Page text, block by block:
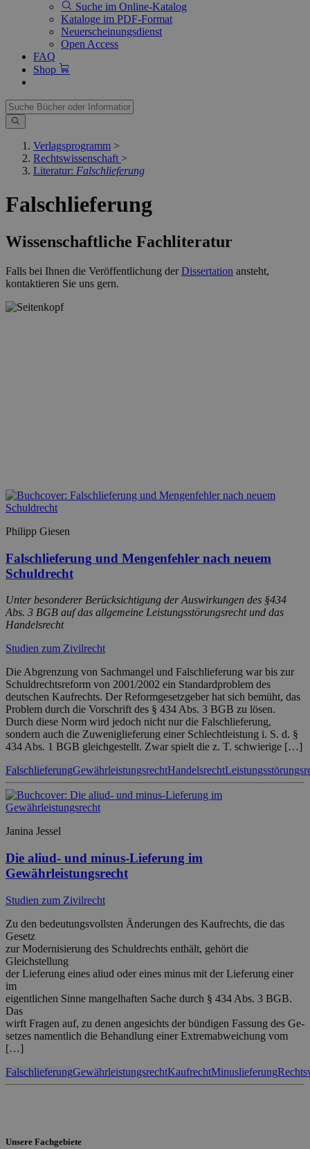
Suche im Online-Katalog
Kataloge im PDF-Format
Neuerscheinungsdienst
Open Access
FAQ
Shop
Verlagsprogramm >
Rechtswissenschaft >
Literatur: Falschlieferung
Falschlieferung
Wissenschaftliche Fachliteratur
Falls bei Ihnen die Veröffentlichung derDissertation ansteht,
kontaktieren Sie uns gern.
Philipp Giesen
Falschlieferung und Mengenfehler nach neuem
Schuldrecht
Unter besonderer Berücksichtigung der Auswirkungen des §434
Abs. 3 BGB auf das allgemeine Leistungsstörungsrecht und das
Handelsrecht
Studien zum Zivilrecht
Die Abgrenzung von Sachmangel und Falschlieferung war bis zur
Schuldrechtsreform von 2001/2002 ein Standardproblem des
deutschen Kaufrechts. Der Reformgesetzgeber hat sich bemüht, das
Problem durch die Vorschrift des § 434 Abs. 3 BGB zu lösen.
Durch diese Norm wird jedoch nicht nur die Falschlieferung,
sondern auch die Zuweniglieferung einer Schlechtleistung i. S. d. §
434 Abs. 1 BGB gleichgestellt. Zwar spielt die z. T. schwierige […]
FalschlieferungGewährleistungsrechtHandelsrecht
Janina Jessel
Die aliud- und minus-Lieferung im
Gewährleistungsrecht
Studien zum Zivilrecht
Zu den bedeutungsvollsten Änderungen des Kaufrechts, die das
Gesetz
zur Modernisierung des Schuldrechts enthält, gehört die
Gleichstellung
der Lieferung eines aliud oder eines minus mit der Lieferung einer
im
eigentlichen Sinne mangelhaften Sache durch § 434 Abs. 3 BGB.
Das
wirft Fragen auf, zu denen angesichts der bündigen Fassung des Ge-
setzes namentlich die Behandlung einer Extremabweichung vom
[…]
FalschlieferungGewährleistungsrechtKaufrechtMinuslieferung
Unsere Fachgebiete